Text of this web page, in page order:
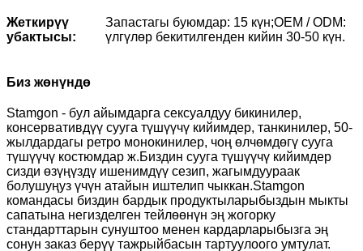
Жеткирүү
убактысы:
Запастагы буюмдар: 15 күн;OEM / ODM:
үлгүлөр бекитилгенден кийин 30-50 күн.
Биз жөнүндө
Stamgon - бул айымдарга сексуалдуу бикинилер,
консервативдүү сууга түшүүчү кийимдер, танкинилер, 50-
жылдардагы ретро монокинилер, чоң өлчөмдөгү сууга
түшүүчү костюмдар ж.Биздин сууга түшүүчү кийимдер
сизди өзүңүздү ишенимдүү сезип, жагымдуураак
болушуңуз үчүн атайын иштелип чыккан.Stamgon
командасы биздин бардык продуктыларыбыздын мыкты
сапатына негизделген тейлөөнүн эң жогорку
стандарттарын сунуштоо менен кардарларыбызга эң
сонун заказ берүү тажрыйбасын тартуулоого умтулат.